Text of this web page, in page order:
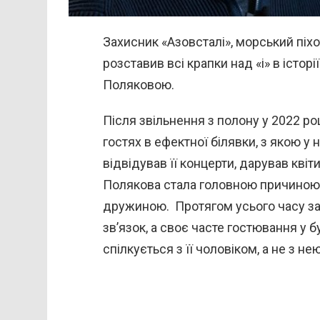
Захисник «Азовсталі», морський
розставив всі крапки над «і» в
Поляковою.
Після звільнення з полону у 2022
гостях в ефектної білявки, з якою у
відвідував її концерти, дарував
Полякова стала головною
дружиною. Протягом усього часу
зв’язок, а своє часте гостювання
спілкується з її чоловіком, а не з